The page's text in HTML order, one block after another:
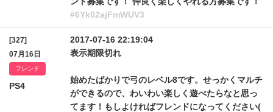
#6Yk02ajFmWUV3
[327]
07月16日
フレンド
PS4
2017-07-16 22:19:04
表示期限切れ
始めたばかりで弓のレベル8です。せっかくマルチ
ができるので、わいわい楽しく遊べたらなと思っ
てます！もしよければフレンドになってください(